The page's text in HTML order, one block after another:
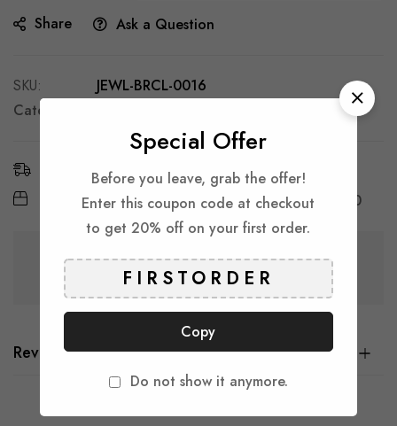
Special Offer
Before you leave, grab the offer!
Enter this coupon code at checkout
to get 20% off on your first order.
Copy
Do not show it anymore.
Share Ask a Question
SKU
JEWL-BRCL-0016
Categories:
Estimated Delivery: 9 - 14 Aug, 2026
Free Shipping & Returns:
On all orders over € 30
Guarantee safe & secure checkout
Reviews